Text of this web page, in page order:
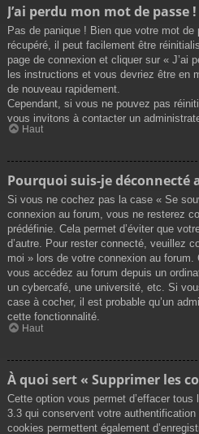
J’ai perdu mon mot de passe !
Pas de panique ! Bien que votre mot
récupéré, il peut facilement être
page de connexion et cliquer sur « J’ai
les instructions et vous devriez être en
de nouveau rapidement.
Cependant, si vous ne pouvez pas
vous invitons à contacter un
Haut
Pourquoi suis-je
Si vous ne cochez pas la case « Se
connexion au forum, vous ne resterez
prédéfinie. Cela permet d’éviter que
d’autre. Pour rester connecté, veuillez
moi » lors de votre connexion au forum.
vous accédez au forum depuis un
un cybercafé, une université, etc. Si
case à cocher, il est probable qu’un
cette fonctionnalité.
Haut
À quoi sert « Supprimer les
Cette option vous permet d’effacer
3.3 qui conservent votre
cookies permettent également